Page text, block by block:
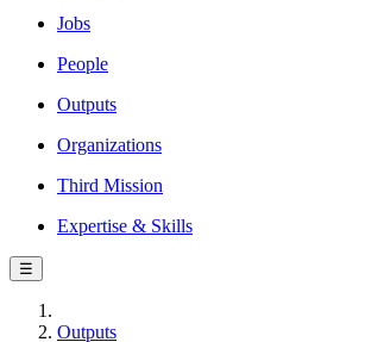
Jobs
People
Outputs
Organizations
Third Mission
Expertise & Skills
☰
Outputs